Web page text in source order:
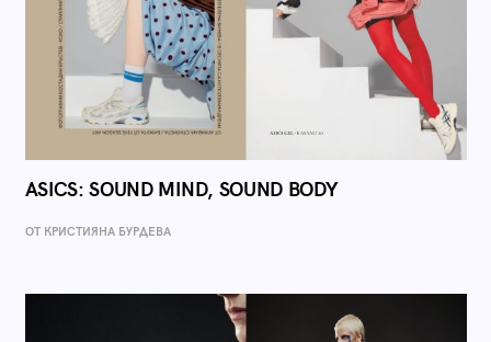
ASICS: SOUND MIND, SOUND BODY
ОТ КРИСТИЯНА БУРДЕВА